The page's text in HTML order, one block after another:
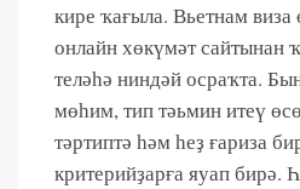
кире ҡағыла. Вьетнам виза
онлайн хөкүмәт сайтынан
теләһә ниндәй осраҡта.
мөһим, тип тәьмин итеү
тәртиптә һәм һеҙ ғариза
критерийҙарға яуап бирә.